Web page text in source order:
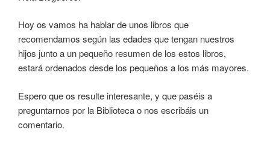
Hoy os vamos ha hablar de unos libros que
recomendamos según las edades que tengan nuestros
hijos junto a un pequeño resumen de los estos libros,
estará ordenados desde los pequeños a los más mayores.
Espero que os resulte interesante, y que paséis a
preguntarnos por la Biblioteca o nos escribáis un
comentario.